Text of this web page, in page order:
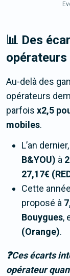
📊 Des
opérateurs
Au-delà des
opérateurs
parfois x2,5
mobiles.
L’an
B&YOU) à
27,17€
Cette
proposé à
Bouygues,
(Orange).
❓Ces écarts
opérateur